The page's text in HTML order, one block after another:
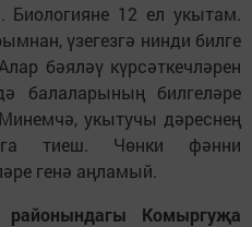
Биологияне 12 ел укытам.
үзегезгә нинди билге
бәяләү күрсәткечләрен
балаларының билгеләре
укытучы дәреснең
тиеш. Чөнки фәнни
генә аңламый.
Комыргуҗа